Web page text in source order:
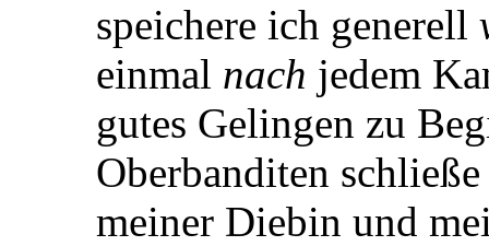
speichere ich generell
einmal nach jedem
gutes Gelingen zu
Oberbanditen
meiner Diebin und